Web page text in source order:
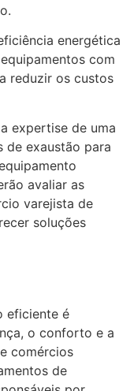
energética
com
reduzir os custos
expertise de uma
de exaustão para
avaliar as
varejista de
soluções
eficiente é
o conforto e a
comércios
de